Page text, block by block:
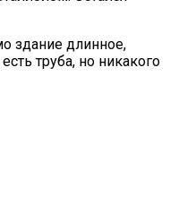
здание длинное,
труба, но никакого